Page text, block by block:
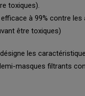
toxiques).
efficace à 99% contre
être toxiques)
les
masques filtrants